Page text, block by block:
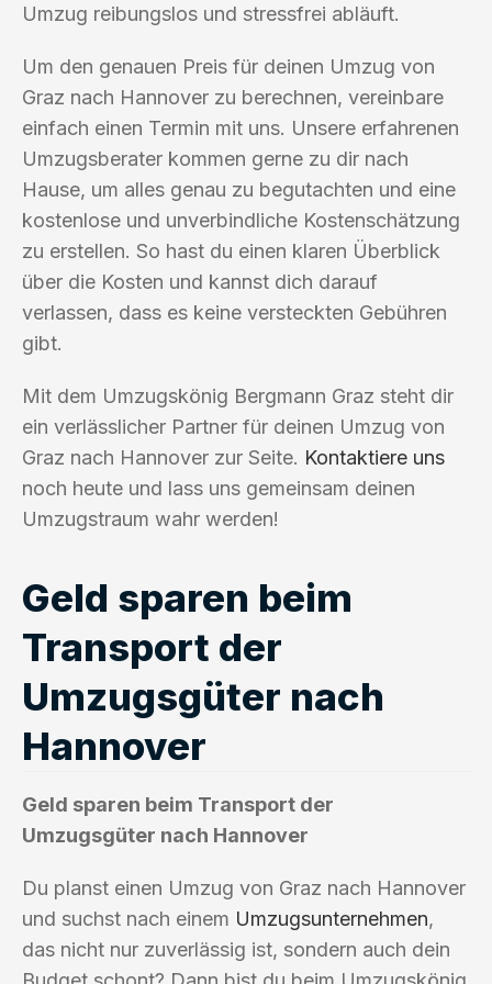
Umzug reibungslos und stressfrei abläuft.
Um den genauen Preis für deinen Umzug von
Graz nach Hannover zu berechnen, vereinbare
einfach einen Termin mit uns. Unsere erfahrenen
Umzugsberater kommen gerne zu dir nach
Hause, um alles genau zu begutachten und eine
kostenlose und unverbindliche Kostenschätzung
zu erstellen. So hast du einen klaren Überblick
über die Kosten und kannst dich darauf
verlassen, dass es keine versteckten Gebühren
gibt.
Mit dem Umzugskönig Bergmann Graz steht dir
ein verlässlicher Partner für deinen Umzug von
Graz nach Hannover zur Seite. Kontaktiere uns
noch heute und lass uns gemeinsam deinen
Umzugstraum wahr werden!
Geld sparen beim
Transport der
Umzugsgüter nach
Hannover
Geld sparen beim Transport der
Umzugsgüter nach Hannover
Du planst einen Umzug von Graz nach Hannover
und suchst nach einem Umzugsunternehmen,
das nicht nur zuverlässig ist, sondern auch dein